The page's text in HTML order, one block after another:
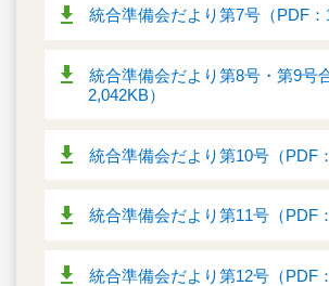
統合準備会だより第7号（PDF：
統合準備会だより第8号・第9号
2,042KB）
統合準備会だより第10号（PDF
統合準備会だより第11号（PDF
統合準備会だより第12号（PDF